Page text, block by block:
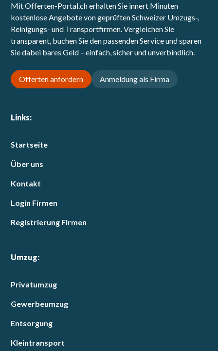
Mit Offerten-Portal.ch erhalten Sie innert Minuten
kostenlose Angebote von geprüften Schweizer Umzugs-,
Reinigungs- und Transportfirmen. Vergleichen Sie
transparent, buchen Sie den passenden Service und sparen
Sie dabei bares Geld – einfach, sicher und unverbindlich.
Offerten anfordern Anmeldung als Firma
Links:
Startseite
Über uns
Kontakt
Login Firmen
Registrierung Firmen
Umzug:
Privatumzug
Gewerbeumzug
Entsorgung
Kleintransport